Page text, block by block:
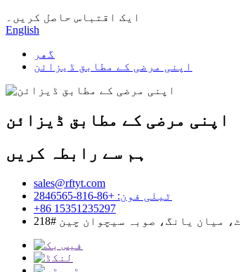
ایک اقتباس حاصل کریں۔
English
گھر
اپنی مرضی کے مطابق ڈیزائن
اپنی مرضی کے مطابق ڈیزائن
ہم سے رابطہ کریں
sales@rftyt.com
ٹیلی فون: +86-816-2846565
+86 15351235297
میان یانگ، صوبہ سیچوان چین